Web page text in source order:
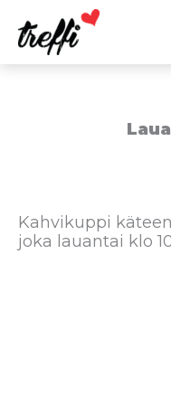
sisältöön
Kahvikuppi
joka lauantai klo